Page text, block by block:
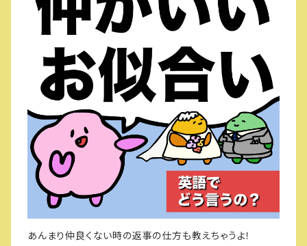
あんまり仲良くない時の返事の仕方も教えちゃうよ！